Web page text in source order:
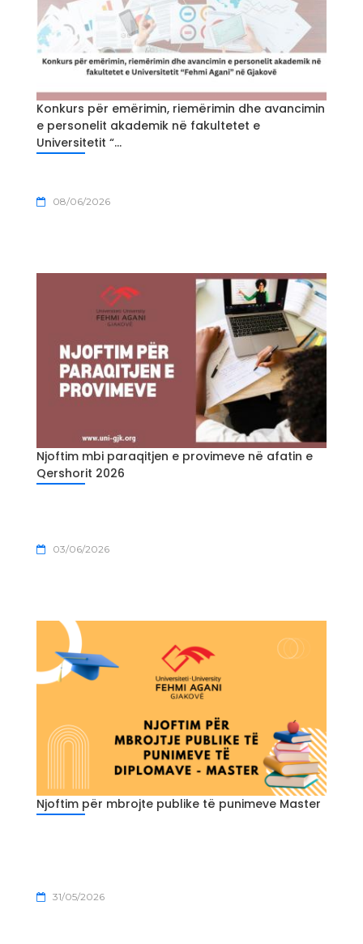
Konkurs për emërimin, riemërimin dhe avancimin
e personelit akademik në fakultetet e
Universitetit “...
08/06/2026
Njoftim mbi paraqitjen e provimeve në afatin e
Qershorit 2026
03/06/2026
Njoftim për mbrojte publike të punimeve Master
31/05/2026